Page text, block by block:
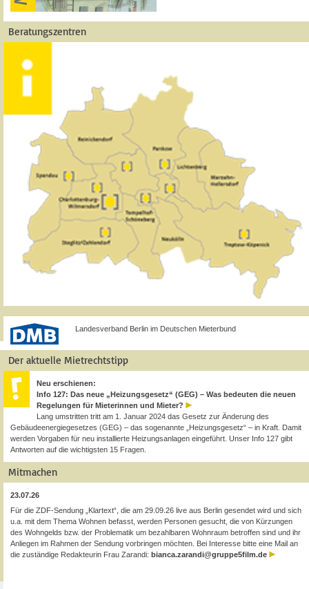
Beratungszentren
Landesverband Berlin im Deutschen Mieterbund
Der aktuelle Mietrechtstipp
Neu erschienen:
Info 127: Das neue „Heizungsgesetz“ (GEG) – Was bedeuten die neuen
Regelungen für Mieterinnen und Mieter?
Lang umstritten tritt am 1. Januar 2024 das Gesetz zur Änderung des
Gebäudeenergiegesetzes (GEG) – das sogenannte „Heizungsgesetz“ – in Kraft. Damit
werden Vorgaben für neu installierte Heizungsanlagen eingeführt. Unser Info 127 gibt
Antworten auf die wichtigsten 15 Fragen.
Mitmachen
23.07.26
Für die ZDF-Sendung „Klartext“, die am 29.09.26 live aus Berlin gesendet wird und sich
u.a. mit dem Thema Wohnen befasst, werden Personen gesucht, die von Kürzungen
des Wohngelds bzw. der Problematik um bezahlbaren Wohnraum betroffen sind und ihr
Anliegen im Rahmen der Sendung vorbringen möchten. Bei Interesse bitte eine Mail an
die zuständige Redakteurin Frau Zarandi: bianca.zarandi@gruppe5film.de